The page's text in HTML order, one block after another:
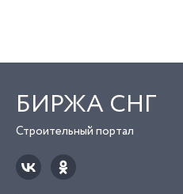
БИРЖА СНГ
Строительный портал